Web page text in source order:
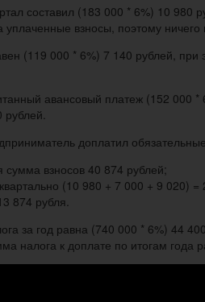
составил (183 000 * 6%) 10 980
взносы, поэтому
(119 000 * 6%) 7 140 рублей,
авансовый платеж (152 000
доплатил
сумма взносов 40 874 рублей;
(10 980 + 7 000 + 9 020) =
874 рубля.
за год равна (740 000 * 6%) 44
налога к доплате по итогам